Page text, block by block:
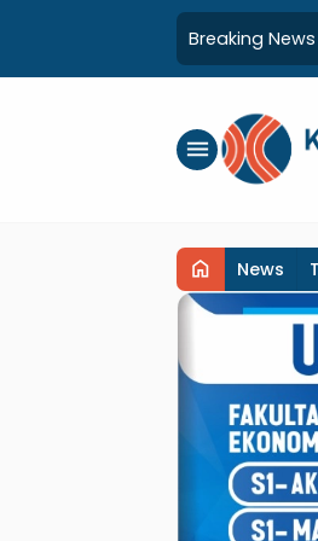
Breaking News
ZIS untuk Mendukung
menu
home News